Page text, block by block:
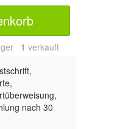
1 verkauft
nach 30